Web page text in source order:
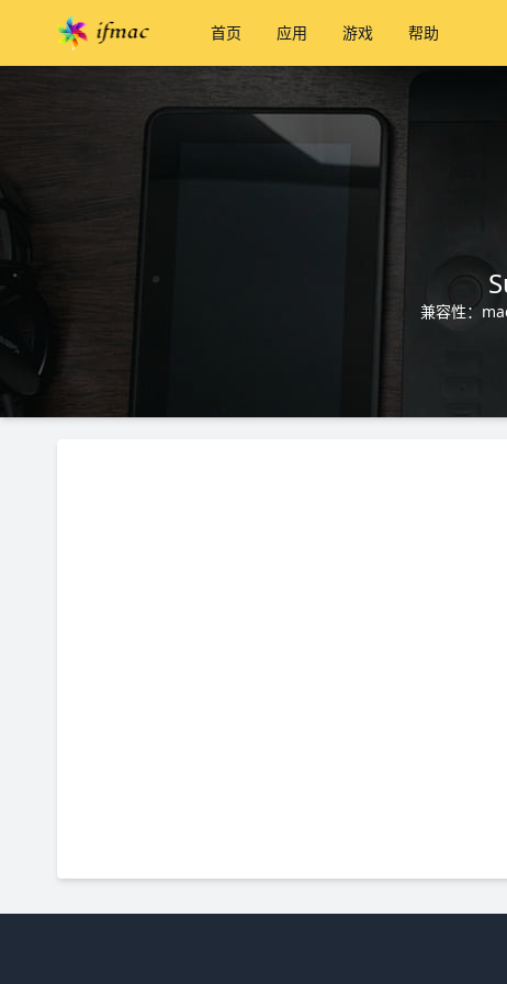
首页 应用 游戏 帮助
兼容性：